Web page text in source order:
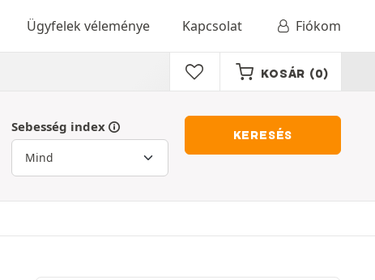
Ügyfelek véleménye Kapcsolat Fiókom
KOSÁR (0)
Sebesség index
KERESÉS